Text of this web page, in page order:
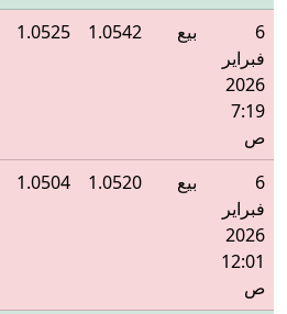
6
فبراير
2026
7:19
ص
بيع 1.0542
1.0525
6
فبراير
2026
12:01
ص
بيع 1.0520
1.0504